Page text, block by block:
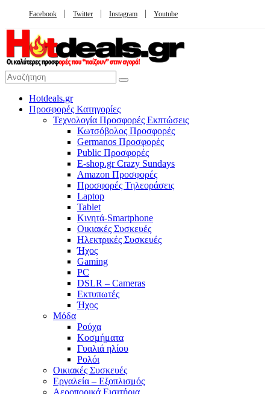
Facebook Twitter Instagram Youtube
Hotdeals.gr
Προσφορές Κατηγορίες
Τεχνολογία Προσφορές Εκπτώσεις
Κωτσόβολος Προσφορές
Germanos Προσφορές
Public Προσφορές
E-shop.gr Crazy Sundays
Amazon Προσφορές
Προσφορές Τηλεοράσεις
Laptop
Tablet
Κινητά-Smartphone
Οικιακές Συσκευές
Hλεκτρικές Συσκευές
Ήχος
Gaming
PC
DSLR – Cameras
Εκτυπωτές
Ήχος
Μόδα
Ρούχα
Κοσμήματα
Γυαλιά ηλίου
Ρολόι
Οικιακές Συσκευές
Εργαλεία – Εξοπλισμός
Αεροπορικά Εισιτήρια